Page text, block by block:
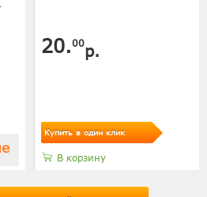
20.00р.
Купить в один клик
В корзину